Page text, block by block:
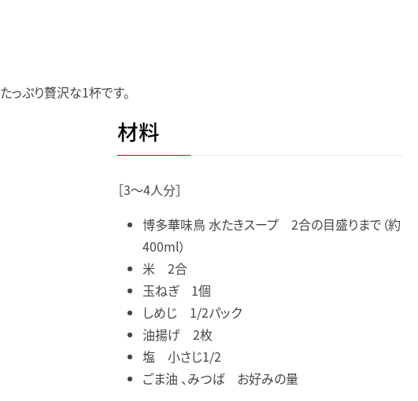
っぷり贅沢な1杯です。
材料
［3～4人分］
博多華味鳥 水たきスープ 2合の目盛りまで（約
400ml）
米 2合
玉ねぎ 1個
しめじ 1/2パック
油揚げ 2枚
塩 小さじ1/2
ごま油 、みつば お好みの量